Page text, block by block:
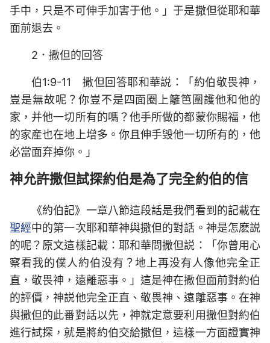
手中，只是不可伸手加害于他。」于是撒但從耶和華
面前退去。
2．撒但的回答
伯1:9-11 撒但回答耶和華説：「約伯敬畏神，
豈是無故呢？你豈不是四面圈上籬笆圍護他和他的
家，并他一切所有的嗎？他手所做的都蒙你賜福，他
的家産也在地上增多。你且伸手毁他一切所有的，他
必當面弃掉你。」
神允許撒但試探約伯是為了完全約伯的信
《約伯記》一章八節這段話是我們看到的記載在
聖經中的第一次耶和華神與撒但的對話。神是怎麽説
的呢？原文這樣記載：耶和華問撒但説：「你曾用心
察看我的僕人約伯没有？地上再没有人像他完全正
直，敬畏神，遠離惡事。」這是神在撒但面前對約伯
的評價，神説他完全正直、敬畏神、遠離惡事。在神
與撒但的此番對話以先，神就定意要利用撒但對約伯
進行試探，就是將約伯交給撒但，這樣一方面證實神